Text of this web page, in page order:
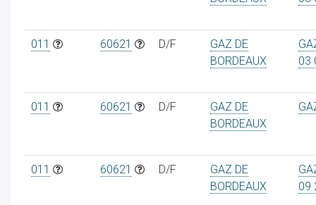
011 60621 D/F
GAZ DE
BORDEAUX
03
011 60621 D/F
GAZ DE
BORDEAUX
011 60621 D/F
GAZ DE
BORDEAUX
09